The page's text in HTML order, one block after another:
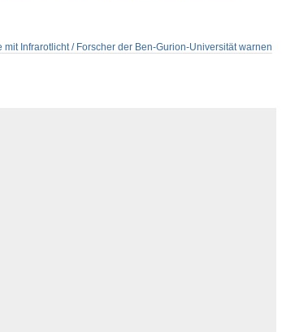
Infrarotlicht / Forscher der Ben-Gurion-Universität warnen